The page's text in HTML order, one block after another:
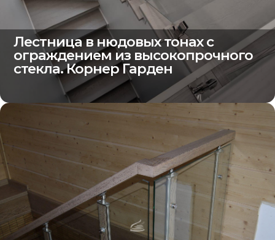
Лестница в нюдовых тонах с
ограждением из высокопрочного
стекла. Корнер Гарден